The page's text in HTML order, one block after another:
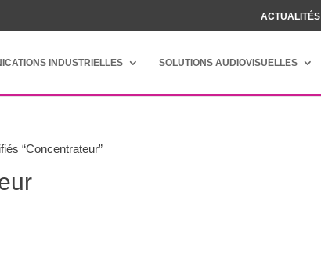
ACTUALITÉS
INDUSTRIELLES SOLUTIONS AUDIOVISUELLES
“Concentrateur”